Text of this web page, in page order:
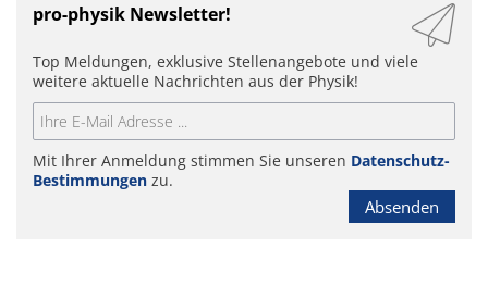
pro-physik Newsletter!
Top Meldungen, exklusive Stellenangebote und viele
weitere aktuelle Nachrichten aus der Physik!
Mit Ihrer Anmeldung stimmen Sie unseren Datenschutz-
Bestimmungen zu.
Absenden